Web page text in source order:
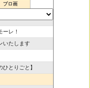
ブロ画
レ！
いたします
ひとりごと】